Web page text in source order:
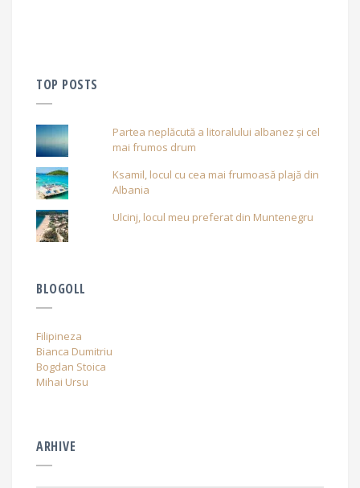
TOP POSTS
Partea neplăcută a litoralului albanez și cel
mai frumos drum
Ksamil, locul cu cea mai frumoasă plajă din
Albania
Ulcinj, locul meu preferat din Muntenegru
BLOGOLL
Filipineza
Bianca Dumitriu
Bogdan Stoica
Mihai Ursu
ARHIVE